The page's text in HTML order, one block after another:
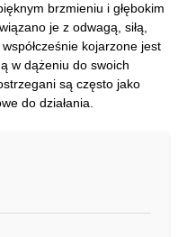
brzmieniu i głębokim
je z odwagą, siłą,
kojarzone jest
w dążeniu do swoich
są często jako
do działania.